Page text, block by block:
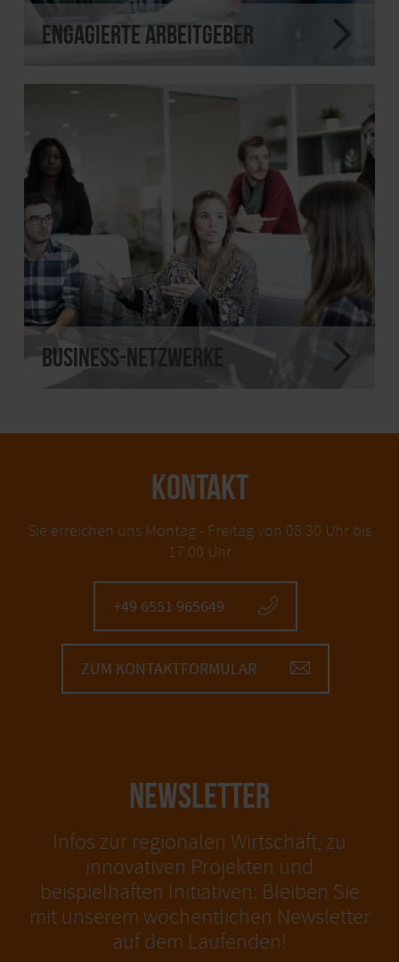
Engagierte Arbeitgeber
Business-Netzwerke
KONTAKT
Sie erreichen uns Montag - Freitag von 08:30 Uhr bis
17:00 Uhr
+49 6551 965649
ZUM KONTAKTFORMULAR
NEWSLETTER
Infos zur regionalen Wirtschaft, zu
innovativen Projekten und
beispielhaften Initiativen: Bleiben Sie
mit unserem wöchentlichen Newsletter
auf dem Laufenden!